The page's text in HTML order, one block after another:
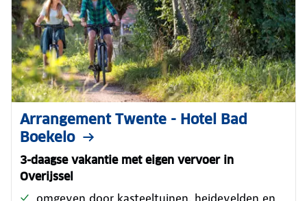
Arrangement Twente - Hotel Bad
Boekelo
3-daagse vakantie met eigen vervoer in
Overijssel